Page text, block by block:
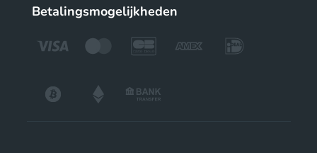
Betalingsmogelijkheden